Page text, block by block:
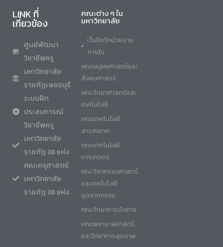
LINK ที่
เกี่ยวข้อง
ศูนย์พัฒนา
วิชาชีพครู
มหาวิทยาลัย
ราชภัฏเพชรบุรี
ระบบฝึก
ประสบการณ์
วิชาชีพครู
มหาวิทยาลัย
ราชภัฏ 38 แห่ง
คณะครุศาสตร์
มหาวิทยาลัย
ราชภัฏ 38 แห่ง
คณะต่าง ๆ ใน
มหาวิทยาลัย
เว็บไซต์หน่วยงาน
ภายใน
คณะมนุษยศาสตร์และ
สังคมศาสตร์
คณะวิทยาศาสตร์และ
เทคโนโลยี
คณะเทคโนโลยี
สารสนเทศ
คณะเทคโนโลยี
การเกษตร
คณะวิศวกรรมศาสตร์
และเทคโนโลยี
อุตสาหกรรม
คณะวิทยาการจัดการ
คณะพยาบาลศาสตร์
และวิทยาการสุขภาพ